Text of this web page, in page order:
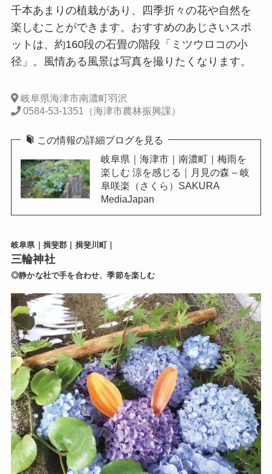
千本あまりの植栽があり、四季折々の花や自然を
楽しむことができます。おすすめのあじさいスポ
ットは、約160段の石畳の階段「ミツウロコの小
径」。風情ある風景は写真を撮りたくなります。
岐阜県海津市南濃町羽沢
0584-53-1351（海津市農林振興課）
この情報の詳細ブログを見る
岐阜県｜海津市｜南濃町｜梅雨を
楽しむ 涼を感じる｜月見の森 – 岐
阜咲楽（さくら）SAKURA
MediaJapan
岐阜県｜揖斐郡｜揖斐川町｜
三輪神社
◎静かな社で手を合わせ、季節を楽しむ